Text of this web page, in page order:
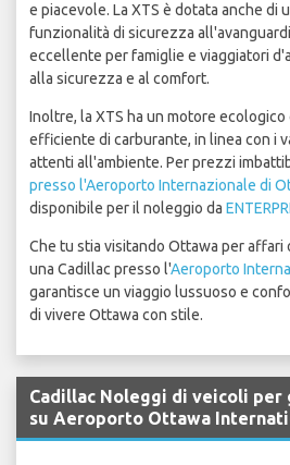
e piacevole. La XTS è dotata anche di
funzionalità di sicurezza
eccellente per famiglie e viaggiatori
alla sicurezza e al comfort.
Inoltre, la XTS ha un motore
efficiente di carburante, in linea con i
attenti all'ambiente. Per prezzi
presso l'Aeroporto Internazionale di
disponibile per il noleggio da
Che tu stia visitando Ottawa per affari
una Cadillac presso l'Aeroporto
garantisce un viaggio lussuoso e
di vivere Ottawa con stile.
Cadillac Noleggi di veicoli
su Aeroporto Ottawa